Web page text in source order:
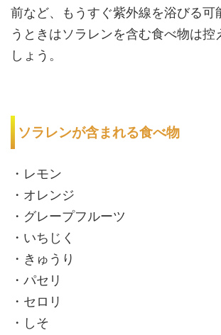
前など、もうすぐ紫外線を浴びる可
うときはソラレンを含む食べ物は控
しょう。
ソラレンが含まれる食べ物
・レモン
・オレンジ
・グレープフルーツ
・いちじく
・きゅうり
・パセリ
・セロリ
・しそ